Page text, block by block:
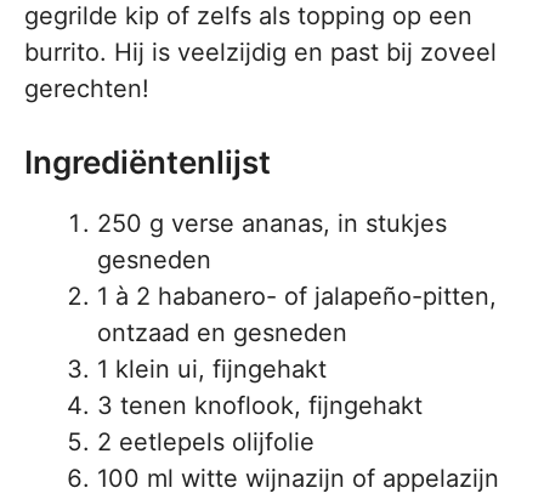
gegrilde kip of zelfs als topping op een
burrito. Hij is veelzijdig en past bij zoveel
gerechten!
Ingrediëntenlijst
250 g verse ananas, in stukjes
gesneden
1 à 2 habanero- of jalapeño-pitten,
ontzaad en gesneden
1 klein ui, fijngehakt
3 tenen knoflook, fijngehakt
2 eetlepels olijfolie
100 ml witte wijnazijn of appelazijn